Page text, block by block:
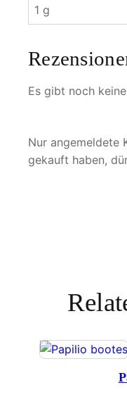
n
u
M
n
1 g
Es gibt noch
Nur angemeldete
gekauft haben,